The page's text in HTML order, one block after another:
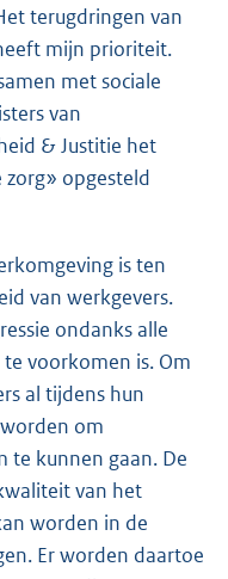
terugdringen van
mijn prioriteit.
met sociale
van
& Justitie het
opgesteld
is ten
van werkgevers.
ondanks alle
voorkomen is. Om
al tijdens hun
om
te kunnen gaan. De
van het
worden in de
Er worden daartoe